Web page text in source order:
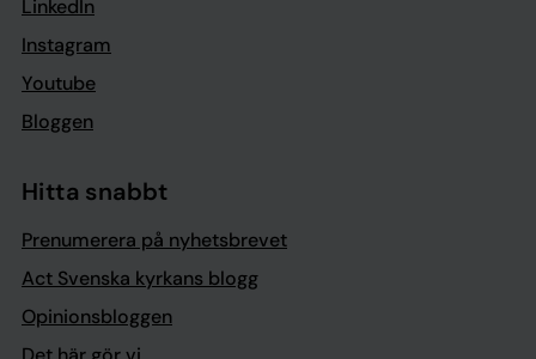
LinkedIn
Instagram
Youtube
Bloggen
Hitta snabbt
Prenumerera på nyhetsbrevet
Act Svenska kyrkans blogg
Opinionsbloggen